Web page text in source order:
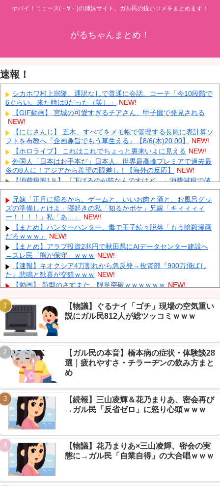
ヤバイ！ニュース(・∀・)の姉妹サイト。ガル民の鋭いコメをまとめます！
がるちゃんまとめ！
速報！
シカホワ村上宗隆、通訳なしで普通に会話。コーチ「今10段階で
6ぐらい。来た時は0だった（笑）」
NEW!
【GIF動画】 宮城の可愛すぎるチアさん、甲子園で発見される
NEW!
【にじさんじ】 五木、すべてをメモ帳で管理する長尾に表計算ソ
フトを布教へ『企画趣旨でもう草生える』【8/6(木)20:00】
NEW!
【ホロライブ】 これはこれでちょっと裏来いよに見える NEW!
外国人「日本はお手本だ」日本人、世界最高峰プレミアで過去最
多の8人に！アジアから羨望の眼差し！【海外の反応】
NEW!
【消費税率1％】 「下げるのが筋なんですけど…」消費減税で値
下がりする分と同じだけ商品を値上げして店頭価格を変えない店も
NEW!
中国「大洪水！」中国ダム「決壊」地元民「公式発表より死者多
い！」中国政府「住民拘束！（安否不明」中国当局「救助隊動画も
削除」台風13号「三峡ダム接近中」→ NEW!
「中国人ってこんなに嫌われているの？」日本生活9年目で明か
す本心！ NEW!
韓国人の対日好感度が過去最高に、「ノージャパン」は終わっ
た？＝ネット「中国より100倍いい」 NEW!
【朗報】 消費減税、閣議決定 来年4月から2年間1％に
Powered by livedoor 相互RSS
兄嫁「正月に帰るから、ゲームと、いいお肉と酒と、お風呂グッ
ズの準備しとけよ」寝起きの私「知るかボケ」兄嫁「キィィィィ
ー！！！！」私「あ…」
NEW!
【まとめ】ハンターハンター、毒で王子続々脱落「もう暗殺漫画
だろｗｗｗ」
NEW!
【まとめ】アラブ投資2兆円で秋田県にAIデータセンター建設へ
→スレ民「熊が保守」ｗｗｗ NEW!
【速報】キオクシア4万割れから急反発→投資部『900万飛ばし
た』悲鳴と歓喜が交錯ｗｗｗ NEW!
【動画】 新型のさすまた、限界突破ｗｗｗｗｗｗ NEW!
ｗｗｗ NEW!
【画像】 ワイ「アルファードいいなあ。買いに行くか」店員「ほ
いっ見積もりな！」ワイ「金額おかしくね？」←お前らもそう思う
よな？？？？？ NEW!
【画像】 「キム兄」こと芸人・木村祐一さん（63歳）、最新の松
本人志さんとのツーショットが完全に別人だとネット騒然！ 「マジ
で誰かわからん」... NEW!
【悲報】株式投資、若い男の自尊心をゴリゴリ削る→ニュー速
+民「NISAはギャンブル」で大論争ｗｗｗ
【熊本地震まとめ】イオンモール爆発の原因はLPGガス漏れ濃厚
→経産省が全国施設に緊急点検要請 NEW!
Powered by livedoor 相互RSS
【物議】ぐるナイ「ゴチ」現場の空気重い
説にガル民812人が総ツッコミｗｗｗ
【ガル民の本音】橋本病の症状・体験談28
選｜疲れやすさ・チラーヂンの飲み方まと
め
【続報】三山凌輝＆花乃まりあ、密会再び
→ガル民「反省ゼロ」に怒り心頭ｗｗｗ
【物議】花乃まりあ×三山凌輝、密会の実
態に→ガル民「自業自得」の大合唱ｗｗｗ